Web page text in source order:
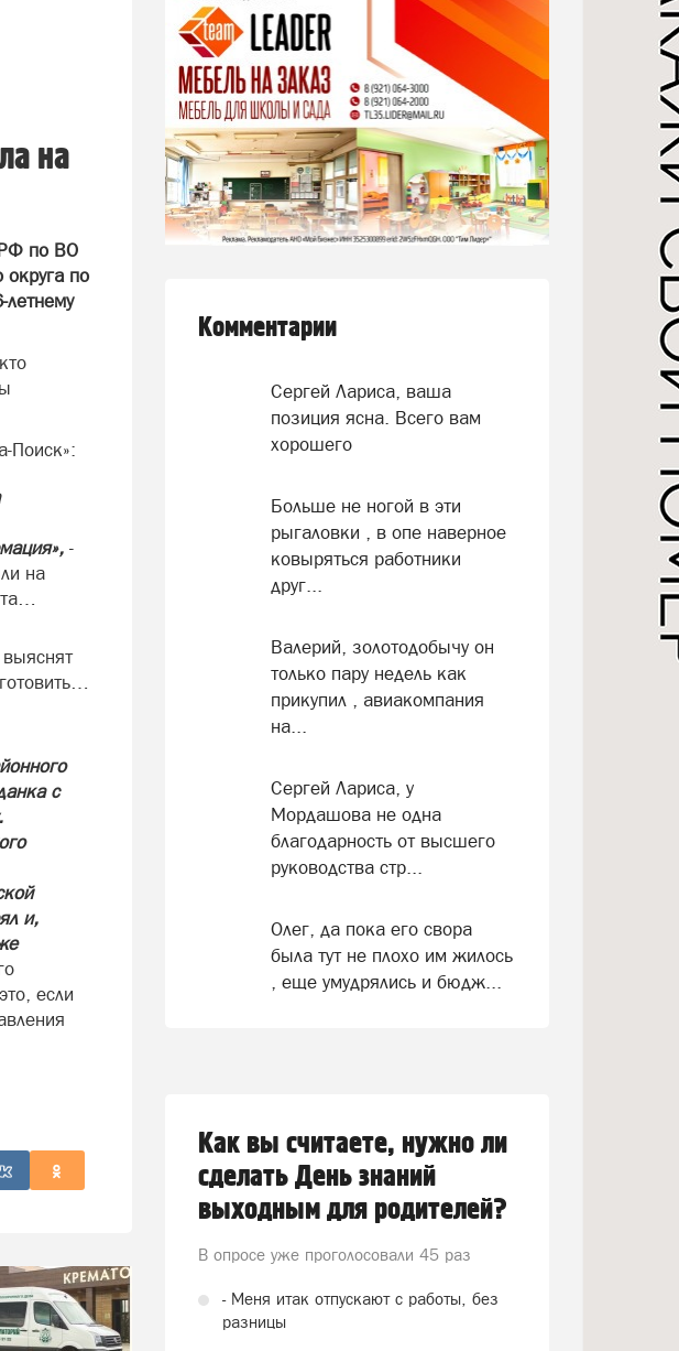
на
по ВО
по
Поиск»:
-
на
с
и,
если
Комментарии
Сергей Лариса, ваша
позиция ясна. Всего вам
хорошего
Больше не ногой в эти
рыгаловки , в опе наверное
ковыряться работники
друг...
Валерий, золотодобычу он
только пару недель как
прикупил , авиакомпания
на...
Сергей Лариса, у
Мордашова не одна
благодарность от высшего
руководства стр...
Олег, да пока его свора
была тут не плохо им жилось
, еще умудрялись и бюдж...
Как вы считаете, нужно ли
сделать День знаний
выходным для родителей?
В опросе уже проголосовали 45 раз
- Меня итак отпускают с работы, без
разницы